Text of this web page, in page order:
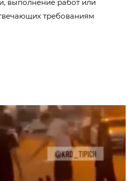
выполнение работ или
требованиям